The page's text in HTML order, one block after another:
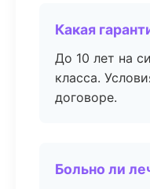
Какая
До 10 лет на
класса.
договоре.
Больно ли